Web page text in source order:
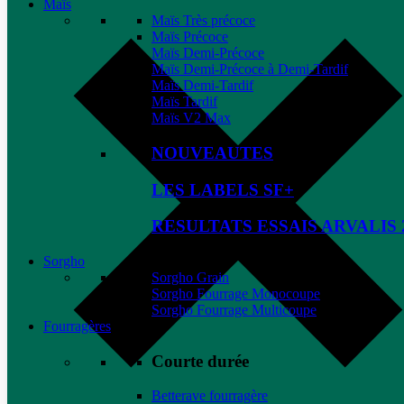
Maïs
Maïs Très précoce
Maïs Précoce
Maïs Demi-Précoce
Maïs Demi-Précoce à Demi-Tardif
Maïs Demi-Tardif
Maïs Tardif
Maïs V2 Max
NOUVEAUTES
LES LABELS SF+
RESULTATS ESSAIS ARVALIS
Sorgho
Sorgho Grain
Sorgho Fourrage Monocoupe
Sorgho Fourrage Multicoupe
Fourragères
Courte durée
Betterave fourragère